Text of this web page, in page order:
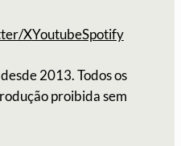
XYoutubeSpotify
2013. Todos os
proibida sem